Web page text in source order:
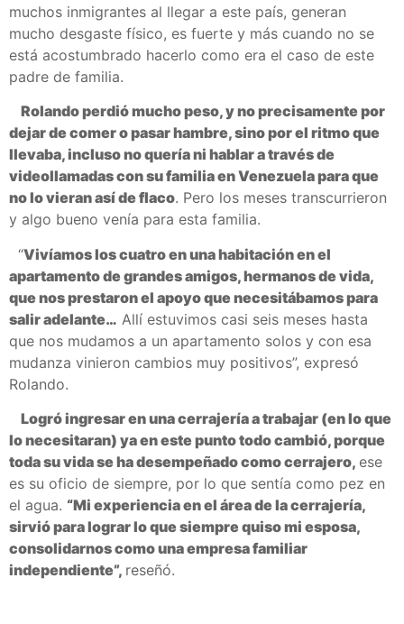
muchos inmigrantes al llegar a este país, generan
mucho desgaste físico, es fuerte y más cuando no se
está acostumbrado hacerlo como era el caso de este
padre de familia.
Rolando perdió mucho peso, y no precisamente por
dejar de comer o pasar hambre, sino por el ritmo que
llevaba, incluso no quería ni hablar a través de
videollamadas con su familia en Venezuela para que
no lo vieran así de flaco. Pero los meses transcurrieron
y algo bueno venía para esta familia.
“Vivíamos los cuatro en una habitación en el
apartamento de grandes amigos, hermanos de vida,
que nos prestaron el apoyo que necesitábamos para
salir adelante… Allí estuvimos casi seis meses hasta
que nos mudamos a un apartamento solos y con esa
mudanza vinieron cambios muy positivos”, expresó
Rolando.
Logró ingresar en una cerrajería a trabajar (en lo que
lo necesitaran) ya en este punto todo cambió, porque
toda su vida se ha desempeñado como cerrajero, ese
es su oficio de siempre, por lo que sentía como pez en
el agua. “Mi experiencia en el área de la cerrajería,
sirvió para lograr lo que siempre quiso mi esposa,
consolidarnos como una empresa familiar
independiente”, reseñó.